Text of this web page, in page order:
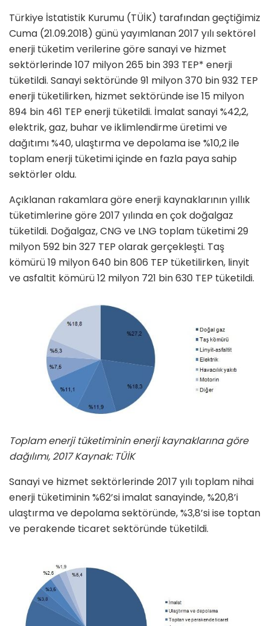
Türkiye İstatistik Kurumu (TÜİK) tarafından geçtiğimiz
Cuma (21.09.2018) günü yayımlanan 2017 yılı sektörel
enerji tüketim verilerine göre sanayi ve hizmet
sektörlerinde 107 milyon 265 bin 393 TEP* enerji
tüketildi. Sanayi sektöründe 91 milyon 370 bin 932 TEP
enerji tüketilirken, hizmet sektöründe ise 15 milyon
894 bin 461 TEP enerji tüketildi. İmalat sanayi %42,2,
elektrik, gaz, buhar ve iklimlendirme üretimi ve
dağıtımı %40, ulaştırma ve depolama ise %10,2 ile
toplam enerji tüketimi içinde en fazla paya sahip
sektörler oldu.
Açıklanan rakamlara göre enerji kaynaklarının yıllık
tüketimlerine göre 2017 yılında en çok doğalgaz
tüketildi. Doğalgaz, CNG ve LNG toplam tüketimi 29
milyon 592 bin 327 TEP olarak gerçekleşti. Taş
kömürü 19 milyon 640 bin 806 TEP tüketilirken, linyit
ve asfaltit kömürü 12 milyon 721 bin 630 TEP tüketildi.
Toplam enerji tüketiminin enerji kaynaklarına göre
dağılımı, 2017 Kaynak: TÜİK
Sanayi ve hizmet sektörlerinde 2017 yılı toplam nihai
enerji tüketiminin %62’si imalat sanayinde, %20,8’i
ulaştırma ve depolama sektöründe, %3,8’si ise toptan
ve perakende ticaret sektöründe tüketildi.